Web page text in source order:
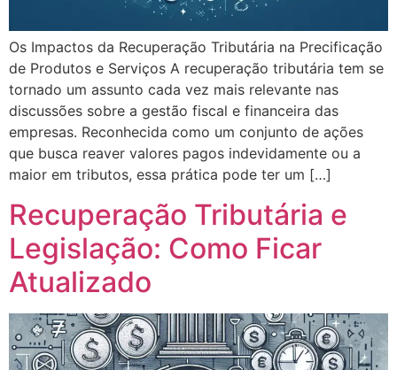
Os Impactos da Recuperação Tributária na Precificação
de Produtos e Serviços A recuperação tributária tem se
tornado um assunto cada vez mais relevante nas
discussões sobre a gestão fiscal e financeira das
empresas. Reconhecida como um conjunto de ações
que busca reaver valores pagos indevidamente ou a
maior em tributos, essa prática pode ter um […]
Recuperação Tributária e
Legislação: Como Ficar
Atualizado